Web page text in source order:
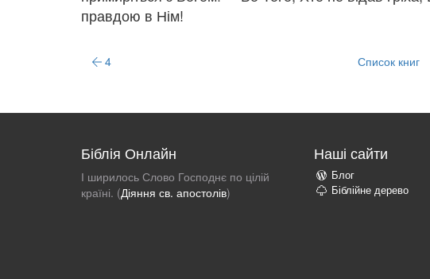
правдою в Нім!
4 Список книг
Біблія Онлайн
І ширилось Слово Господнє по цілій
країні. (Діяння св. апостолів)
Наші сайти
Блог
Біблійне дерево